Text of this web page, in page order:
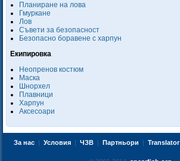
Планиране на лова
Гмуркане
Лов
Съвети за безопасност
Безопасно боравене с харпун
Екипировка
Неопренов костюм
Маска
Шнорхел
Плавници
Харпун
Аксесоари
За нас | Условия | ЧЗВ | Партньори | Translator